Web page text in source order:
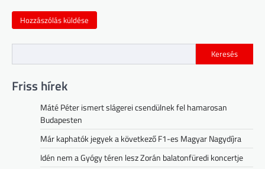
Keresés
Friss hírek
Máté Péter ismert slágerei csendülnek fel hamarosan
Budapesten
Már kaphatók jegyek a következő F1-es Magyar Nagydíjra
Idén nem a Gyógy téren lesz Zorán balatonfüredi koncertje